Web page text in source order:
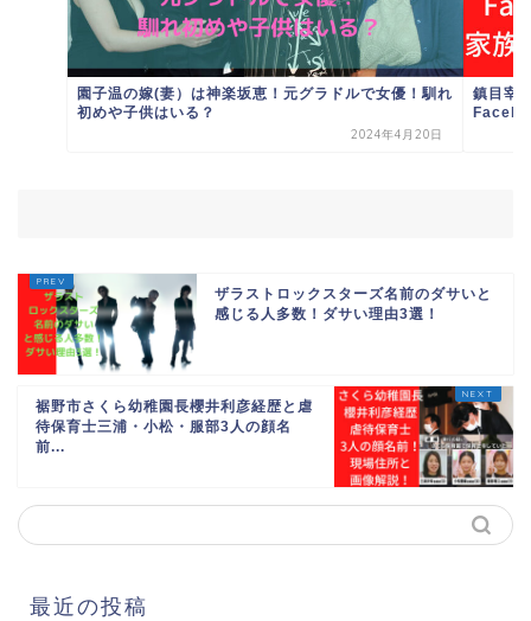
園子温の嫁(妻）は神楽坂恵！元グラドルで女優！馴れ
初めや子供はいる？
2024年4月20日
鎮目宰
ザラストロックスターズ名前のダサいと
感じる人多数！ダサい理由3選！
裾野市さくら幼稚園長櫻井利彦経歴と虐
待保育士三浦・小松・服部3人の顔名
前...
最近の投稿